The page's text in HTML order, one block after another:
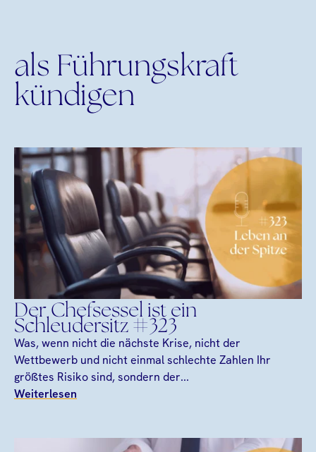
als Führungskraft
kündigen
Der Chefsessel ist ein
Schleudersitz #323
Was, wenn nicht die nächste Krise, nicht der
Wettbewerb und nicht einmal schlechte Zahlen Ihr
größtes Risiko sind, sondern der...
Weiterlesen